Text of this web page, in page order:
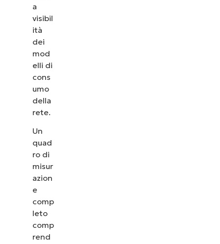
a
visibil
ità
dei
mod
elli di
cons
umo
della
rete.
Un
quad
ro di
misur
azion
e
comp
leto
comp
rend